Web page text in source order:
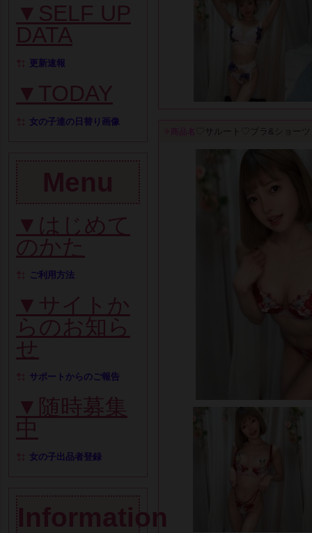
▼SELF UP
DATA
更新速報
▼TODAY
女の子達の日替り画像
Menu
▼はじめて
のかた
ご利用方法
▼サイトか
らのお知ら
せ
サポートからのご報告
▼随時募集
中
女の子出品者登録
Information
商品名 ♡サルート♡ブラ&ショーツ